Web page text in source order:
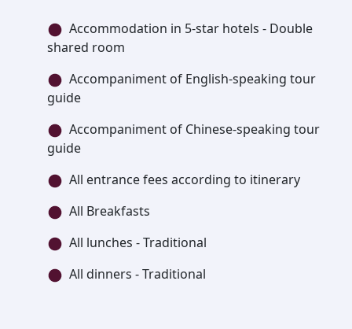
Accommodation in 5-star hotels - Double
shared room
Accompaniment of English-speaking tour
guide
Accompaniment of Chinese-speaking tour
guide
All entrance fees according to itinerary
All Breakfasts
All lunches - Traditional
All dinners - Traditional